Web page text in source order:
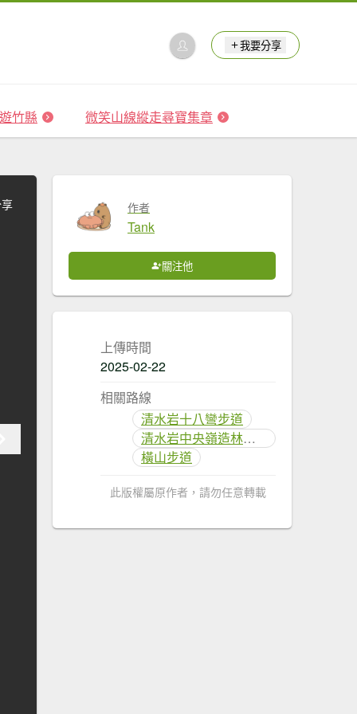
我要分享
竹縣 微笑山線縱走尋寶集章
作者
Tank
關注他
上傳時間
2025-02-22
相關路線
清水岩十八彎步道
清水岩中央嶺造林步道
橫山步道
此版權屬原作者，請勿任意轉載